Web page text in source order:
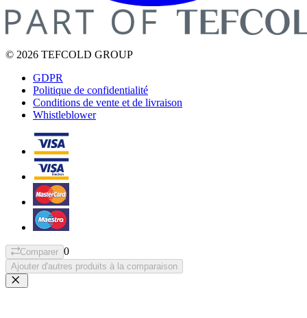
© 2026 TEFCOLD GROUP
GDPR
Politique de confidentialité
Conditions de vente et de livraison
Whistleblower
Comparer 0
Ajouter d'autres produits à la comparaison